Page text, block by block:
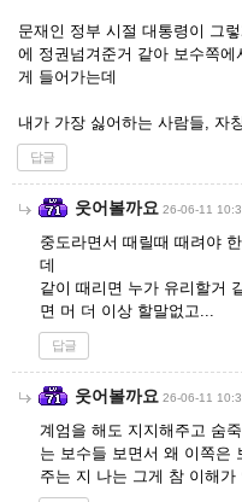
문재인 정부 시절 대통령이 그
에 정권넘겨준거 같아 보수쪽
게 들어가는데
내가 가장 싫어하는 사람들, 자
답글
웃어볼까요 26-06-11
중도라면서 때릴때 때려야
데
같이 때리면 누가 유리할거
면 머 더 이상 할말없고...
답글
웃어볼까요 26-06-11
계엄을 해도 지지해주고 숨
는 보수들 보면서 왜 이쪽은
주는 지 나는 그게 참 이해가